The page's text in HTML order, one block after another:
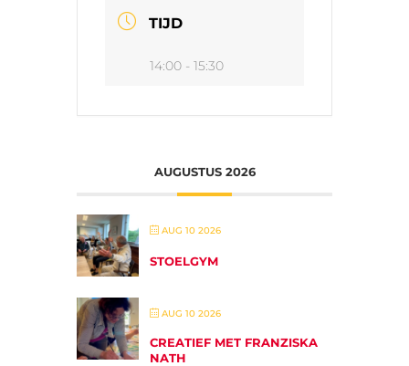
TIJD
14:00 - 15:30
AUGUSTUS 2026
AUG 10 2026
STOELGYM
AUG 10 2026
CREATIEF MET FRANZISKA
NATH